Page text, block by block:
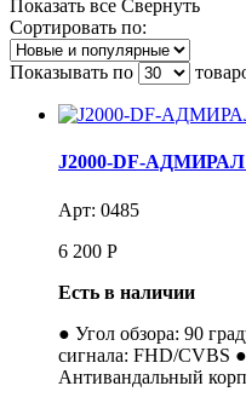
Показать все Свернуть
Сортировать по:
Показывать по
J2000-DF-АДМИРАЛ
Арт: 0485
6 200 Р
Есть в наличии
● Угол обзора: 90
сигнала: FHD/CVBS
Антивандальный